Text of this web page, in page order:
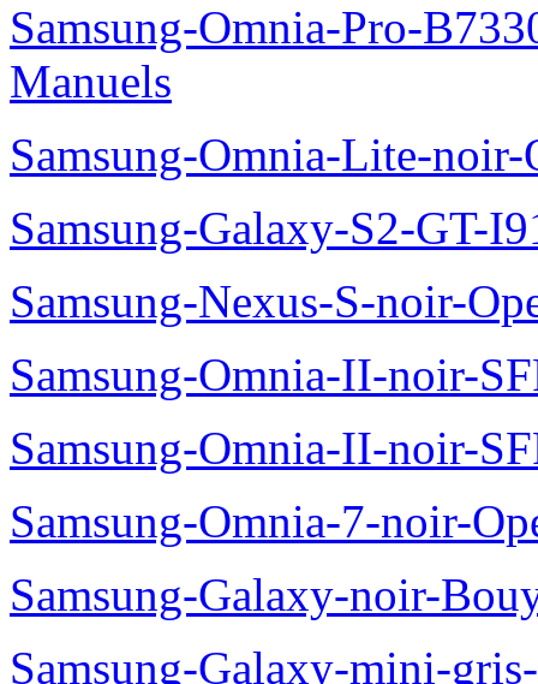
Samsung-Omnia-Pro-
Manuels
Samsung-Omnia-Lite-
Samsung-Galaxy-S2-GT-
Samsung-Nexus-S-noir-
Samsung-Omnia-II-noir-
Samsung-Omnia-II-noir-
Samsung-Omnia-7-noir-
Samsung-Galaxy-noir-
Samsung-Galaxy-mini-